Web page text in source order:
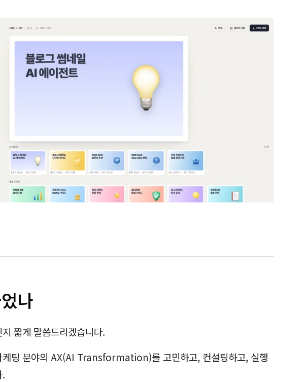
나
짧게 말씀드리겠습니다.
케팅 분야의 AX(AI Transformation)를 고민하고, 컨설팅하고, 실행
.